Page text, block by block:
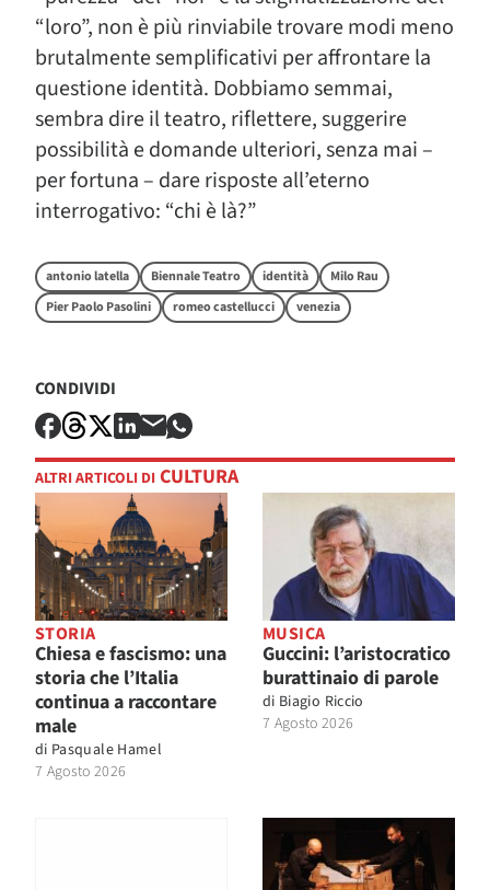
“loro”, non è più rinviabile trovare modi meno
brutalmente semplificativi per affrontare la
questione identità. Dobbiamo semmai,
sembra dire il teatro, riflettere, suggerire
possibilità e domande ulteriori, senza mai –
per fortuna – dare risposte all’eterno
interrogativo: “chi è là?”
antonio latella Biennale Teatro identità
Milo Rau
Pier Paolo Pasolini
romeo castellucci venezia
CONDIVIDI
ALTRI ARTICOLI DI CULTURA
STORIA
Chiesa e fascismo: una
storia che l’Italia
continua a raccontare
male
di Pasquale Hamel
7 Agosto 2026
MUSICA
Guccini: l’aristocratico
burattinaio di parole
di Biagio Riccio
7 Agosto 2026